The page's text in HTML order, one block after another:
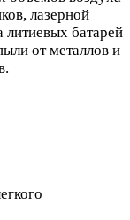
лазерной
литиевых батарей
от металлов и